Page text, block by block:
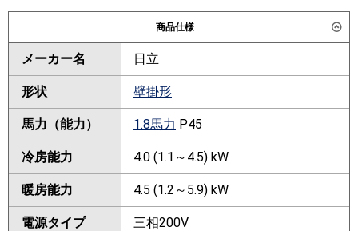
商品仕様
メーカー名 日立
形状 壁掛形
馬力（能力） 1.8馬力 P45
冷房能力 4.0 (1.1～4.5) kW
暖房能力 4.5 (1.2～5.9) kW
電源タイプ 三相200V